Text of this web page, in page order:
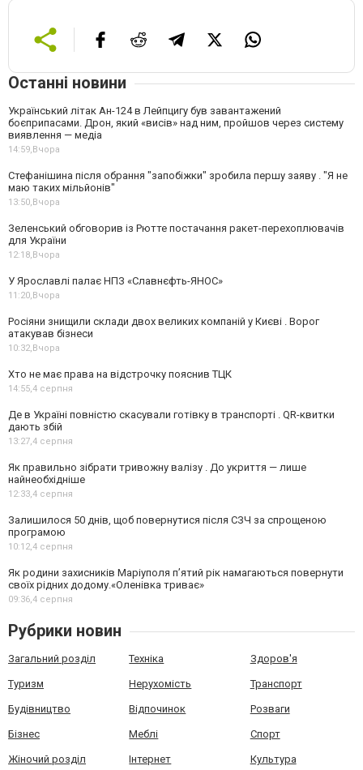
Останні новини
Український літак Ан-124 в Лейпцигу був завантажений
боєприпасами. Дрон, який «висів» над ним, пройшов через систему
виявлення — медіа
14:59,Вчора
Стефанішина після обрання "запобіжки" зробила першу заяву . "Я не
маю таких мільйонів"
13:50,Вчора
Зеленський обговорив із Рютте постачання ракет-перехоплювачів
для України
12:18,Вчора
У Ярославлі палає НПЗ «Славнєфть-ЯНОС»
11:20,Вчора
Росіяни знищили склади двох великих компаній у Києві . Ворог
атакував бізнеси
10:32,Вчора
Хто не має права на відстрочку пояснив ТЦК
14:55,4 серпня
Де в Україні повністю скасували готівку в транспорті . QR-квитки
дають збій
13:27,4 серпня
Як правильно зібрати тривожну валізу . До укриття — лише
найнеобхідніше
12:33,4 серпня
Залишилося 50 днів, щоб повернутися після СЗЧ за спрощеною
програмою
10:12,4 серпня
Як родини захисників Маріуполя пʼятий рік намагаються повернути
своїх рідних додому.«Оленівка триває»
09:36,4 серпня
Рубрики новин
Загальний розділ Техніка Здоров'я
Туризм Нерухомість Транспорт
Будівництво Відпочинок Розваги
Бізнес Меблі Спорт
Жіночий розділ Інтернет Культура